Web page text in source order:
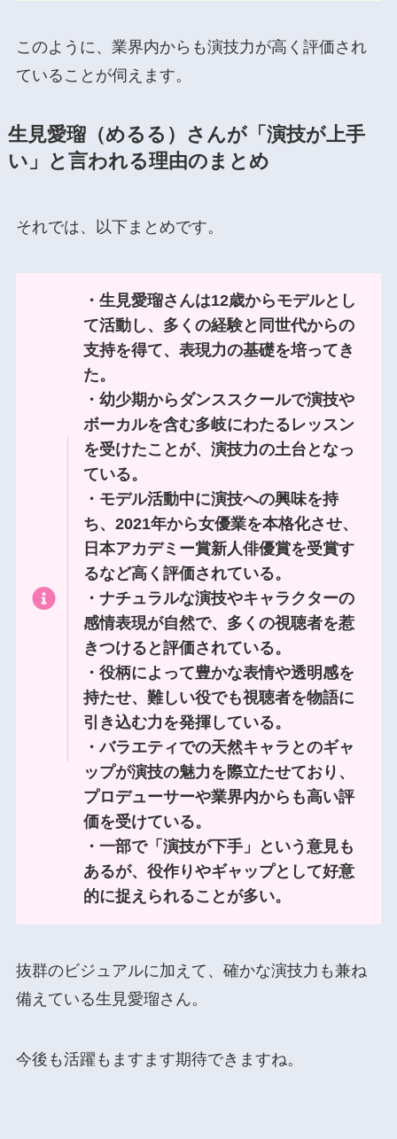
このように、業界内からも演技力が高く評価され
ていることが伺えます。
生見愛瑠（めるる）さんが「演技が上手
い」と言われる理由のまとめ
それでは、以下まとめです。
・生見愛瑠さんは12歳からモデルとし
て活動し、多くの経験と同世代からの
支持を得て、表現力の基礎を培ってき
た。
・幼少期からダンススクールで演技や
ボーカルを含む多岐にわたるレッスン
を受けたことが、演技力の土台となっ
ている。
・モデル活動中に演技への興味を持
ち、2021年から女優業を本格化させ、
日本アカデミー賞新人俳優賞を受賞す
るなど高く評価されている。
・ナチュラルな演技やキャラクターの
感情表現が自然で、多くの視聴者を惹
きつけると評価されている。
・役柄によって豊かな表情や透明感を
持たせ、難しい役でも視聴者を物語に
引き込む力を発揮している。
・バラエティでの天然キャラとのギャ
ップが演技の魅力を際立たせており、
プロデューサーや業界内からも高い評
価を受けている。
・一部で「演技が下手」という意見も
あるが、役作りやギャップとして好意
的に捉えられることが多い。
抜群のビジュアルに加えて、確かな演技力も兼ね
備えている生見愛瑠さん。
今後も活躍もますます期待できますね。